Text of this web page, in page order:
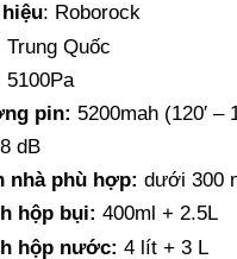
: Roborock
Trung Quốc
5100Pa
pin: 5200mah (120′ –
dB
nhà phù hợp: dưới 300
hộp bụi: 400ml + 2.5L
hộp nước: 4 lít + 3 L